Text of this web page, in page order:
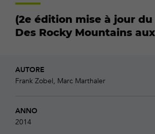
(2e édition mise à jour
Des Rocky Mountains
AUTORE
Frank Zobel, Marc Marthaler
ANNO
2014